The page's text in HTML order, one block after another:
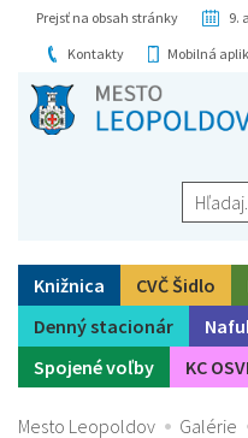
Prejsť na obsah stránky
9.
Kontakty
Mobilná
Hľadaj...
Knižnica CVČ Šidlo
Denný stacionár
Spojené voľby
KC
Mesto Leopoldov Galérie